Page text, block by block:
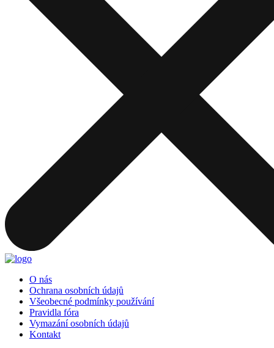
O nás
Ochrana osobních údajů
Všeobecné podmínky používání
Pravidla fóra
Vymazání osobních údajů
Kontakt